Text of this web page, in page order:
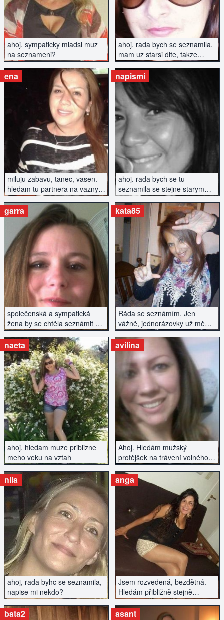
ahoj. sympaticky mladsi muz
na seznameni?
ahoj. rada bych se seznamila.
mam uz starsi dite, takze
zavazky mam, ale ne velike.
miluju zabavu, tanec, vasen.
hledam tu partnera na vazny
vztah
ena
ZOBRAZIT INZERÁT
ahoj. rada bych se tu
seznamila se stejne starym
muzem, ktery ma vyresenou
minulost
napismi
ZOBRAZIT INZERÁT
společenská a sympatická
žena by se chtěla seznámit s
inteligentním mužem.
garra
ZOBRAZIT INZERÁT
Ráda se seznámím. Jen
vážně, jednorázovky už mě
nezajímají.
kata85
ZOBRAZIT INZERÁT
ahoj. hledam muze priblizne
meho veku na vztah
naeta
ZOBRAZIT INZERÁT
Ahoj. Hledám mužský
protějšek na trávení volného
času.
avilina
ZOBRAZIT INZERÁT
ahoj, rada byhc se seznamila,
napise mi nekdo?
nila
ZOBRAZIT INZERÁT
Jsem rozvedená, bezdětná.
Hledám přibližně stejně
starého partnera.
anga
ZOBRAZIT INZERÁT
bata2 asant